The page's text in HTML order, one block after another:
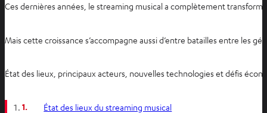
Ces dernières années, le streaming musical a complètement
Mais cette croissance s’accompagne aussi d’entre batailles entre les
État des lieux, principaux acteurs, nouvelles technologies et défis
1. État des lieux du streaming musical